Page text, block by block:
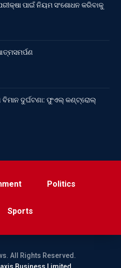
ପାଇଁ ନିୟମ ସଂଶୋଧନ କରିବାକୁ
ଦୁର୍ଘଟଣା: ଫୁଏଲ୍‌ କଣ୍ଟ୍ରୋଲ୍‌
Politics
Sports
All Rights Reserved.